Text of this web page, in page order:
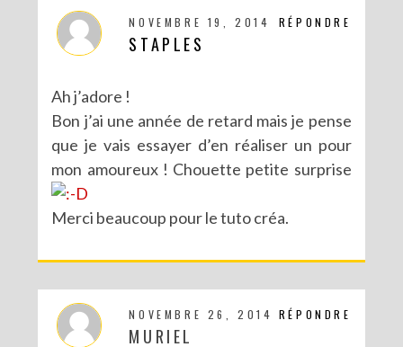
RÉPONDRE
NOVEMBRE 19, 2014
STAPLES
Ah j’adore !
Bon j’ai une année de retard mais je pense
que je vais essayer d’en réaliser un pour
mon amoureux ! Chouette petite surprise
Merci beaucoup pour le tuto créa.
RÉPONDRE
NOVEMBRE 26, 2014
MURIEL